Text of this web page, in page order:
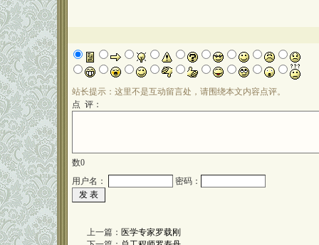
站长提示：这里不是互动留言处，请围绕本文内容点评。
点 评：
数0
用户名：
密码：
上一篇： 医学专家罗载刚